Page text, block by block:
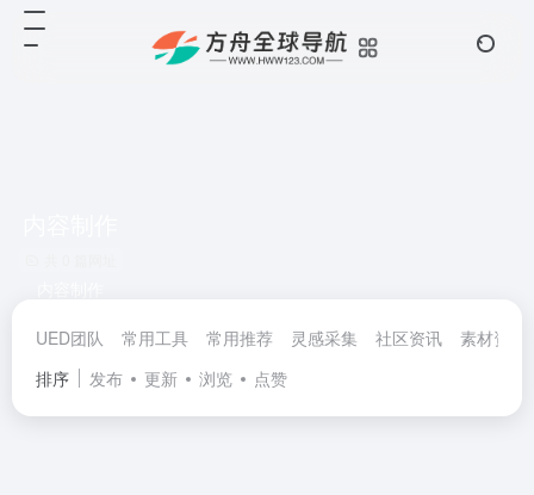
UED团队 常用工具 常用推荐 灵感采集 社区资讯
素材资源
排序
发布 更新 浏览 点赞